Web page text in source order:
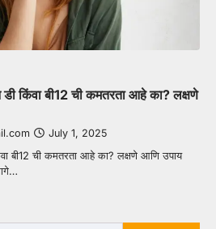
किंवा बी12 ची कमतरता आहे का? लक्षणे
July 1, 2025
बी12 ची कमतरता आहे का? लक्षणे आणि उपाय